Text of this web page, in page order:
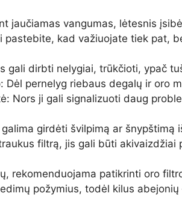
jaučiamas vangumas, lėtesnis
pastebite, kad važiuojate tiek pat,
gali dirbti nelygiai, trūkčioti, ypač
pernelyg riebaus degalų ir oro
Nors ji gali signalizuoti daug
girdėti švilpimą ar
filtrą, jis gali būti akivaizdžiai
rekomenduojama patikrinti oro
požymius, todėl kilus